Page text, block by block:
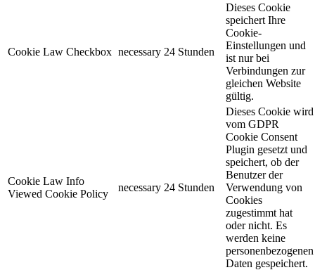
Cookie Law Checkbox necessary 24 Stunden
Dieses Cookie
speichert Ihre
Cookie-
Einstellungen und
ist nur bei
Verbindungen zur
gleichen Website
gültig.
Cookie Law Info
Viewed Cookie Policy
necessary 24 Stunden
Dieses Cookie wird
vom GDPR
Cookie Consent
Plugin gesetzt und
speichert, ob der
Benutzer der
Verwendung von
Cookies
zugestimmt hat
oder nicht. Es
werden keine
personenbezogenen
Daten gespeichert.